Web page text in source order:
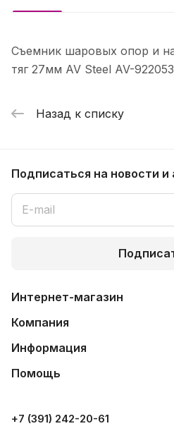
Съемник шаровых опор и
тяг 27мм AV Steel AV-922053
Назад к списку
Подписаться на новости и
Интернет-магазин
Компания
Информация
Помощь
+7 (391) 242-20-61